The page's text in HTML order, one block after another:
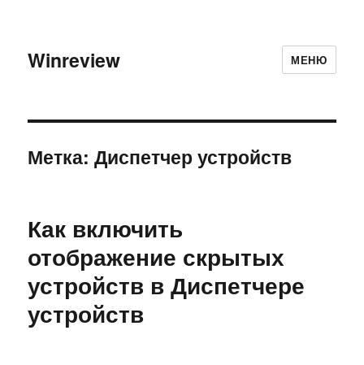
Winreview МЕНЮ
Метка:Диспетчер устройств
Как включить
отображение скрытых
устройств в Диспетчере
устройств